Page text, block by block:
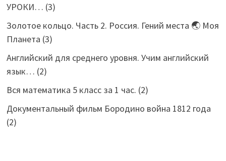
УРОКИ… (3)
Золотое кольцо. Часть 2. Россия. Гений места 🌏 Моя
Планета (3)
Английский для среднего уровня. Учим английский
язык… (2)
Вся математика 5 класс за 1 час. (2)
Документальный фильм Бородино война 1812 года
(2)